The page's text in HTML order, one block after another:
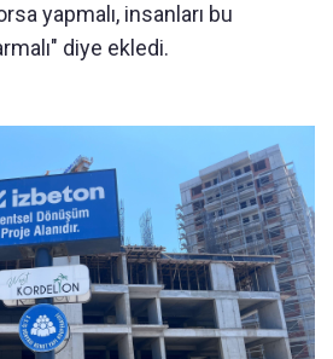
yapmalı, insanları bu
diye ekledi.